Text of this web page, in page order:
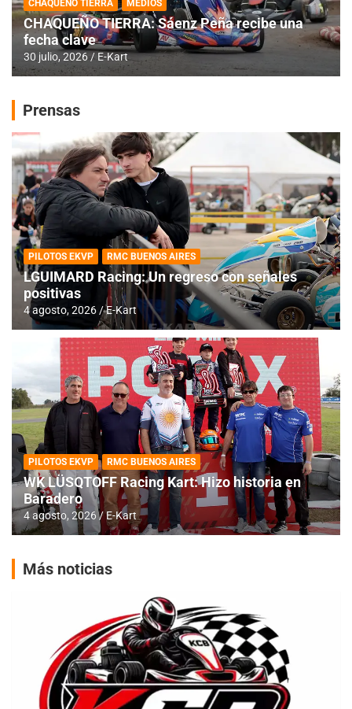
CHAQUEÑO TIERRA MEDIOS
CHAQUEÑO TIERRA: Sáenz Peña recibe una
fecha clave
30 julio, 2026 E-Kart
Prensas
PILOTOS EKVP RMC BUENOS AIRES
LGUIMARD Racing: Un regreso con señales
positivas
4 agosto, 2026 E-Kart
PILOTOS EKVP RMC BUENOS AIRES
WK LÜSQTOFF Racing Kart: Hizo historia en
Baradero
4 agosto, 2026 E-Kart
Más noticias